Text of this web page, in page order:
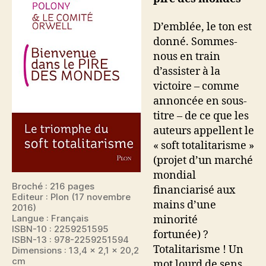
Broché : 216 pages
Editeur : Plon (17 novembre
2016)
Langue : Français
ISBN-10 : 2259251595
ISBN-13 : 978-2259251594
Dimensions : 13,4 x 2,1 x 20,2
cm
D’emblée, le ton est
donné. Sommes-
nous en train
d’assister à la
victoire – comme
annoncée en sous-
titre – de ce que les
auteurs appellent le
« soft totalitarisme »
(projet d’un marché
mondial
financiarisé aux
mains d’une
minorité
fortunée) ?
Totalitarisme ! Un